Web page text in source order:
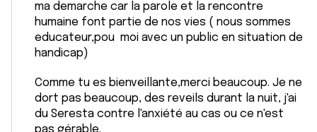
ma demarche car la parole et la rencontre
humaine font partie de nos vies ( nous sommes
educateur,pou moi avec un public en situation de
handicap)
Comme tu es bienveillante,merci beaucoup. Je ne
dort pas beaucoup, des reveils durant la nuit, j'ai
du Seresta contre l'anxiété au cas ou ce n'est
pas gérable.